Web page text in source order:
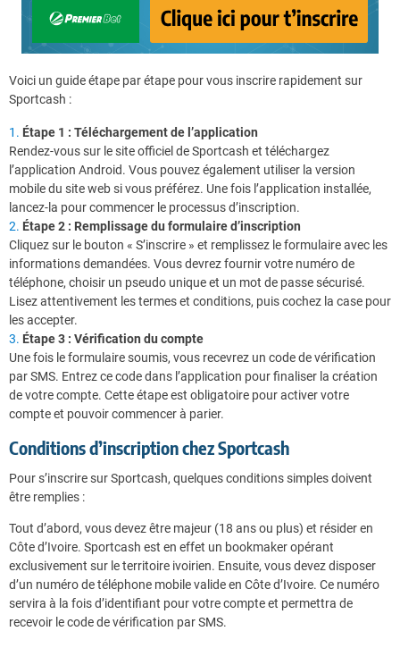
Voici un guide étape par étape pour vous inscrire rapidement sur
Sportcash :
Étape 1 : Téléchargement de l’application
Rendez-vous sur le site officiel de Sportcash et téléchargez
l’application Android. Vous pouvez également utiliser la version
mobile du site web si vous préférez. Une fois l’application installée,
lancez-la pour commencer le processus d’inscription.
Étape 2 : Remplissage du formulaire d’inscription
Cliquez sur le bouton « S’inscrire » et remplissez le formulaire avec les
informations demandées. Vous devrez fournir votre numéro de
téléphone, choisir un pseudo unique et un mot de passe sécurisé.
Lisez attentivement les termes et conditions, puis cochez la case pour
les accepter.
Étape 3 : Vérification du compte
Une fois le formulaire soumis, vous recevrez un code de vérification
par SMS. Entrez ce code dans l’application pour finaliser la création
de votre compte. Cette étape est obligatoire pour activer votre
compte et pouvoir commencer à parier.
Conditions d’inscription chez Sportcash
Pour s’inscrire sur Sportcash, quelques conditions simples doivent
être remplies :
Tout d’abord, vous devez être majeur (18 ans ou plus) et résider en
Côte d’Ivoire. Sportcash est en effet un bookmaker opérant
exclusivement sur le territoire ivoirien. Ensuite, vous devez disposer
d’un numéro de téléphone mobile valide en Côte d’Ivoire. Ce numéro
servira à la fois d’identifiant pour votre compte et permettra de
recevoir le code de vérification par SMS.